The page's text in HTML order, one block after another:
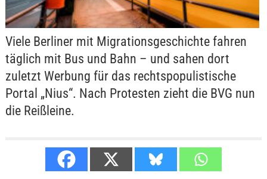
Viele Berliner mit Migrationsgeschichte fahren
täglich mit Bus und Bahn – und sahen dort
zuletzt Werbung für das rechtspopulistische
Portal „Nius“. Nach Protesten zieht die BVG nun
die Reißleine.